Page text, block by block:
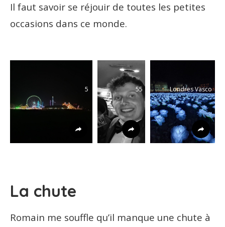
Il faut savoir se réjouir de toutes les petites
occasions dans ce monde.
5 55 Londres Vasco
La chute
Romain me souffle qu’il manque une chute à